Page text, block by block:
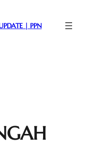
| PPN